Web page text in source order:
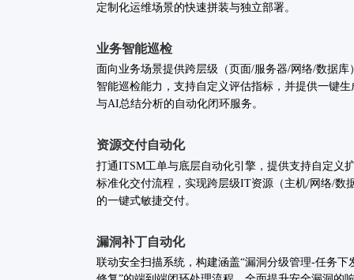
定制化运维场景的快速拼装与独立部署。
业务智能巡检
面向业务场景提供跨层级（页面/服务器/网络/数据库
智能巡检能力，支持自定义评估指标，并提供一键生
与AI总结分析的自动化闭环服务。
资源交付自动化
打通ITSM工单与底层自动化引擎，提供支持自定义
标准化交付流程，实现跨层级IT资源（主机/网络/数
的一键式敏捷交付。
漏洞补丁自动化
联动安全扫描系统，构建涵盖“漏洞分级管理-任务下